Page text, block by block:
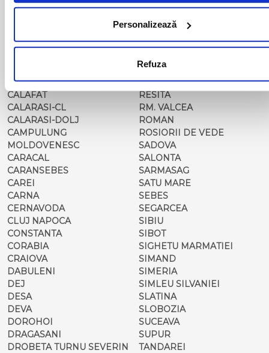
Personalizează
Refuza
BISTRITA
BRAILA
BUZAU
CALAFAT
CALARASI-CL
CALARASI-DOLJ
CAMPULUNG
MOLDOVENESC
CARACAL
CARANSEBES
CAREI
CARNA
CERNAVODA
CLUJ NAPOCA
CONSTANTA
CORABIA
CRAIOVA
DABULENI
DEJ
DESA
DEVA
DOROHOI
DRAGASANI
DROBETA TURNU SEVERIN
PITESTI
PLOIESTI
POIANA MARE
RAST
REGHIN
RESITA
RM. VALCEA
ROMAN
ROSIORII DE VEDE
SADOVA
SALONTA
SARMASAG
SATU MARE
SEBES
SEGARCEA
SIBIU
SIBOT
SIGHETU MARMATIEI
SIMAND
SIMERIA
SIMLEU SILVANIEI
SLATINA
SLOBOZIA
SUCEAVA
SUPUR
TANDAREI